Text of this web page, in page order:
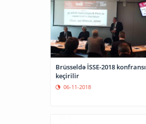
Brüsseldə İSSE-2018 konfransı
keçirilir
06-11-2018